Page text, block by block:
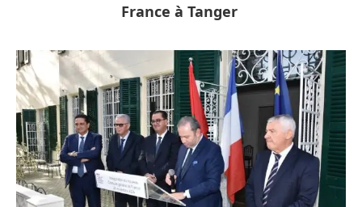
France à Tanger